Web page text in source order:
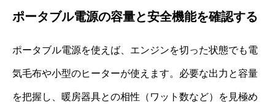
ポータブル電源の容量と安全機能を確認する
ポータブル電源を使えば、エンジンを切った状態でも電
気毛布や小型のヒーターが使えます。必要な出力と容量
を把握し、暖房器具との相性（ワット数など）を見極め